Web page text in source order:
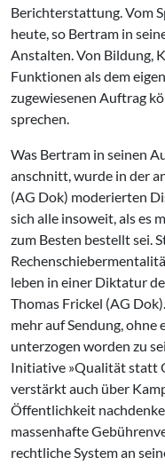
Berichterstattung. Vom
heute, so Bertram in
Anstalten. Von Bildung,
Funktionen als dem
zugewiesenen Auftrag
sprechen.
Was Bertram in seinen
anschnitt, wurde in der
(AG Dok) moderierten
sich alle insoweit, als es
zum Besten bestellt sei.
leben in einer Diktatur
Thomas Frickel (AG
mehr auf Sendung,
unterzogen worden zu
Initiative »Qualität statt
verstärkt auch über
Öffentlichkeit
massenhafte
rechtliche System an